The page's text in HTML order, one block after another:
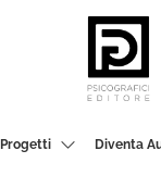
Progetti Diventa